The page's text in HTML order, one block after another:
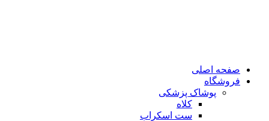
صفحه اصلی
فروشگاه
پوشاک پزشکی
کلاه
ست اسکراب